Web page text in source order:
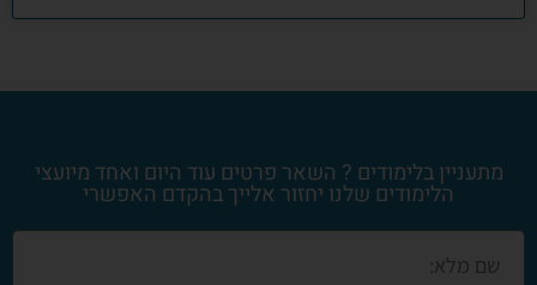
מתעניין בלימודים ? השאר פרטים עוד היום ואחד מיועצי
הלימודים שלנו יחזור אלייך בהקדם האפשרי